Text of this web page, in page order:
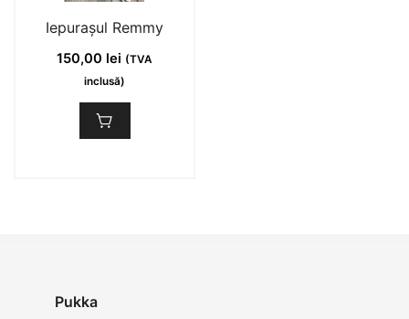
Iepurașul Remmy
150,00 lei (TVA
inclusă)
Pukka